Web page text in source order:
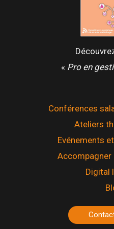
« Pro en
Conférences
Ateliers
Evénements
Accompagner
Digital